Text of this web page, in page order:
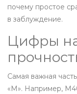
почему простое
в заблуждение.
Цифры
Самая важная
«М». Например,